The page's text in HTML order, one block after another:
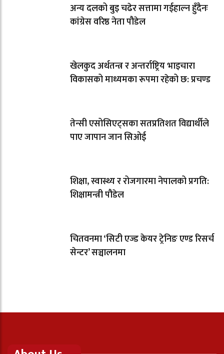
अन्य दलको बुइ चढेर सत्तामा गईहाल्न हुँदैनः
कांग्रेस वरिष्ठ नेता पौडेल
खेलकुद अर्थतन्त्र र अन्तर्राष्ट्रिय भाइचारा
विकासको माध्यमका रूपमा रहेको छ: प्रचण्ड
तेन्सी एसोसिएट्सका सतप्रतिशत विद्यार्थीले
पाए जापान जान सिओई
शिक्षा, स्वास्थ्य र रोजगारमा नेपालको प्रगति:
शिक्षामन्त्री पौडेल
चितवनमा ‘सिटी एज्ड केयर ट्रेनिङ एण्ड रिसर्च
सेन्टर’ सञ्चालनमा